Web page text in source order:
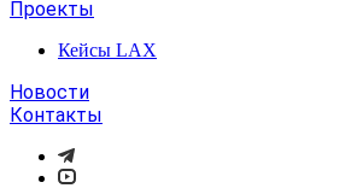
Проекты
Кейсы LAX
Новости
Контакты